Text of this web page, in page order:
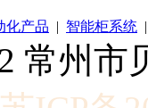
化产品 | 智能柜系统
常州